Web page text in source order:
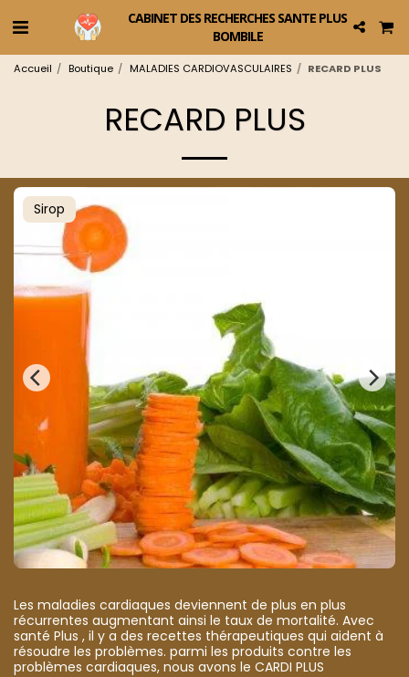
CABINET DES RECHERCHES SANTE PLUS
BOMBILE
Accueil Boutique MALADIES CARDIOVASCULAIRES RECARD PLUS
RECARD PLUS
Sirop
Les maladies cardiaques deviennent de plus en plus
récurrentes augmentant ainsi le taux de mortalité. Avec
santé Plus , il y a des recettes thérapeutiques qui aident à
résoudre les problèmes. parmi les produits contre les
problèmes cardiaques, nous avons le CARDI PLUS